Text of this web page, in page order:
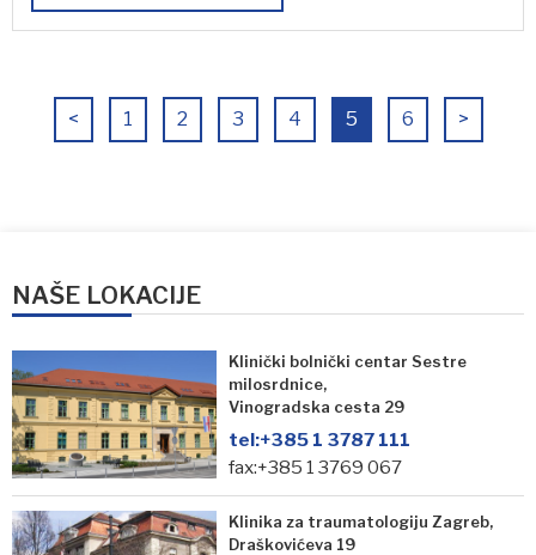
< 1 2 3 4 5 6 >
NAŠE LOKACIJE
Klinički bolnički centar Sestre
milosrdnice,
Vinogradska cesta 29
tel:+385 1 3787 111
fax:+385 1 3769 067
Klinika za traumatologiju Zagreb,
Draškovićeva 19